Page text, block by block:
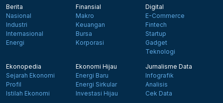
Berita
Nasional
Industri
Internasional
Energi
Finansial
Makro
Keuangan
Bursa
Korporasi
Digital
E-Commerce
Fintech
Startup
Gadget
Teknologi
Ekonopedia
Sejarah Ekonomi
Profil
Istilah Ekonomi
Ekonomi Hijau
Energi Baru
Energi Sirkular
Investasi Hijau
Jurnalisme Data
Infografik
Analisis
Cek Data